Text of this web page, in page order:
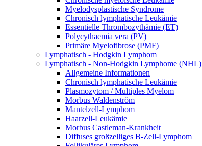
Myelodysplastische Syndrome
Chronisch lymphatische Leukämie
Essentielle Thrombozythämie (ET)
Polycythaemia vera (PV)
Primäre Myelofibrose (PMF)
Lymphatisch - Hodgkin Lymphom
Lymphatisch - Non-Hodgkin Lymphome (NHL)
Allgemeine Informationen
Chronisch lymphatische Leukämie
Plasmozytom / Multiples Myelom
Morbus Waldenström
Mantelzell-Lymphom
Haarzell-Leukämie
Morbus Castleman-Krankheit
Diffuses großzelliges B-Zell-Lymphom